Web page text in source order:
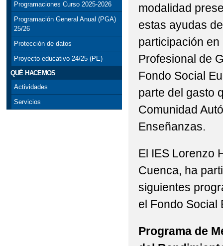
Programaciones Curso 2025-2026
Programación General Anual (PGA)
25/26
Protección de datos
Proyecto educativo 24/25 (PE)
QUÉ HACEMOS
Actividades
Servicios
modalidad
estas ayudas
participación
Profesional de
Fondo Social
parte del gasto
Comunidad
Enseñanzas.
El IES Lorenzo
Cuenca, ha
siguientes
el Fondo Social
Programa de